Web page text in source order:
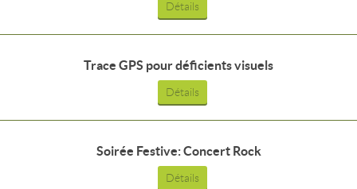
Détails
Trace GPS pour déficients visuels
Détails
Soirée Festive: Concert Rock
Détails